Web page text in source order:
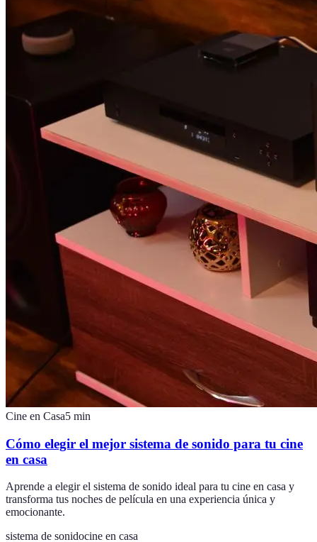
Cine en Casa5 min
Cómo elegir el mejor sistema de sonido para tu cine
en casa
Aprende a elegir el sistema de sonido ideal para tu cine en casa y
transforma tus noches de película en una experiencia única y
emocionante.
sistema de sonidocine en casa